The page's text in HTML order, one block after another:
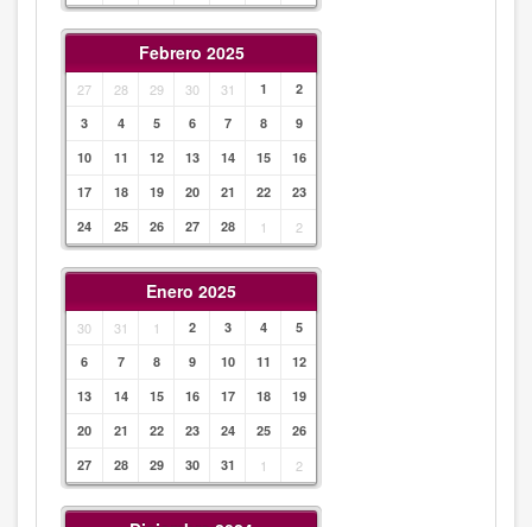
Febrero 2025
27 28 29 30 31 1
2
3
4 5 6 7 8
9
10
11 12 13 14 15
16
17
18 19 20 21 22
23
24
25 26 27 28 1 2
Enero 2025
30 31 1 2 3 4
5
6
7 8 9 10 11
12
13
14 15 16 17 18
19
20
21 22 23 24 25
26
27
28 29 30 31 1 2